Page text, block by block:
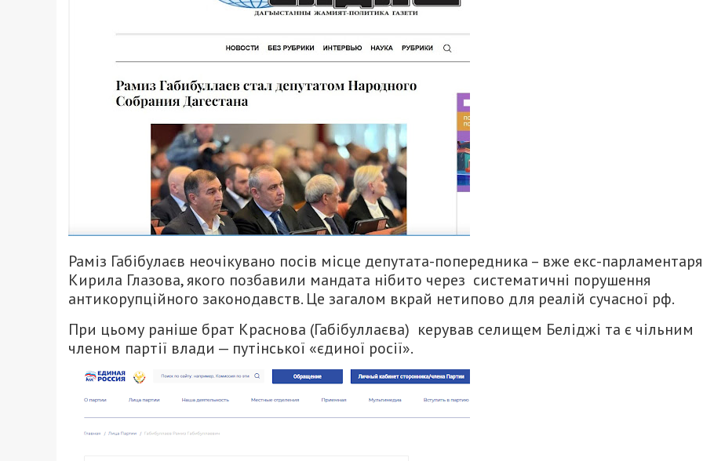
Раміз Габібулаєв неочікувано посів місце депутата-попередника – вже екс-парламентаря
Кирила Глазова, якого позбавили мандата нібито через систематичні порушення
антикорупційного законодавств. Це загалом вкрай нетипово для реалій сучасної рф.
При цьому раніше брат Краснова (Габібуллаєва) керував селищем Беліджі та є чільним
членом партії влади — путінської «єдиної росії».